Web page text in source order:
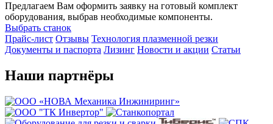
Предлагаем Вам оформить заявку на готовый комплект
оборудования, выбрав необходимые компоненты.
Выбрать станок
Прайс-лист Отзывы Технология плазменной резки
Документы и паспорта Лизинг Новости и акции Статьи
Наши партнёры